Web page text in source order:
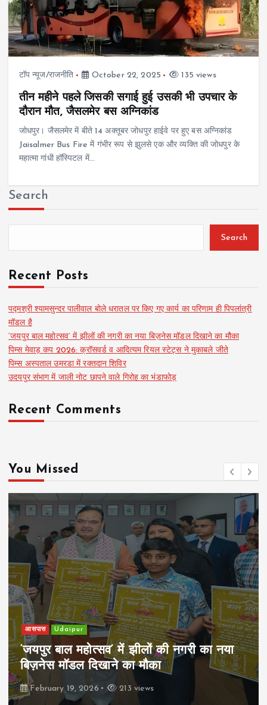
टॉप न्यूज/राजनीति October 22, 2025 135 views
तीन महीने पहले जिसकी सगाई हुई उसकी भी उपचार के
दौरान मौत, जैसलमेर बस अग्निकांड
जोधपुर। जैसलमेर में बीते 14 अक्तूबर जोधपुर हाईवे पर हुए बस अग्निकांड
Jaisalmer Bus Fire में गंभीर रूप से झुलसे एक और व्यक्ति की जोधपुर के
महात्मा गांधी हॉस्पिटल में…
Search
Search
Recent Posts
पद्मश्री श्यामसुन्दर पालीवाल बोले धरातल पर किए गए कार्य का परिणाम ही पिपलांत्री
मॉडल है
‘जयपुर बाल महोत्सव’ में झीलों की नगरी का नया बिज़नेस मॉडल दिखाने का मौका
पिम्स मेवाड़ कप 2026: क्रॉसवर्ड व आदित्यम रियल स्टेट्स ने मुकाबले जीते
पिम्स अस्पताल उमरडा में रक्तदान शिविर
उदयपुर संभाग में जाली नोट छापने वाले गिरोह का भंडाफोड़
Recent Comments
You Missed
आसपास Udaipur
‘जयपुर बाल महोत्सव’ में झीलों की नगरी का नया
बिज़नेस मॉडल दिखाने का मौका
February 19, 2026 213 views